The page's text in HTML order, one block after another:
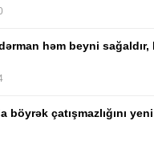
həm beyni sağaldır,
böyrək çatışmazlığını